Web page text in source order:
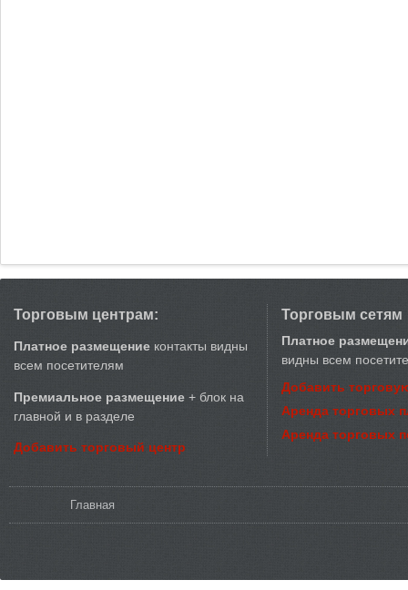
Торговым центрам:
Платное размещение контакты видны
всем посетителям
Премиальное размещение + блок на
главной и в разделе
Добавить торговый центр
Торговым сетям
Платное
видны всем
Добавить
Аренда торговых
Аренда торговых
Главная